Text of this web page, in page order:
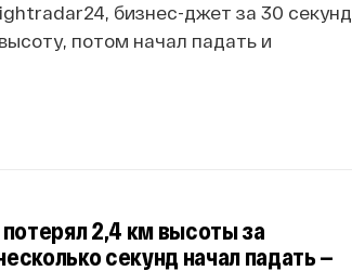
бизнес-джет за 30 секунд
потом начал падать и
2,4 км высоты за
секунд начал падать —